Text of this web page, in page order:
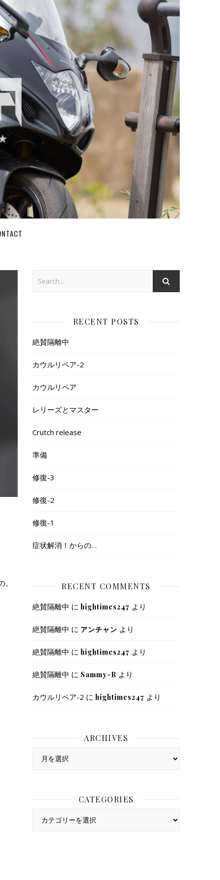
RECENT POSTS
絶賛隔離中
カウルリペア-2
カウルリペア
レリーズとマスター
Crutch release
準備
修復-3
修復-2
修復-1
症状解消！からの…
RECENT COMMENTS
絶賛隔離中 に hightimes247 より
絶賛隔離中 に アンチャン より
絶賛隔離中 に hightimes247 より
絶賛隔離中 に Sammy-R より
カウルリペア-2 に hightimes247 より
ARCHIVES
Archives
CATEGORIES
Categories